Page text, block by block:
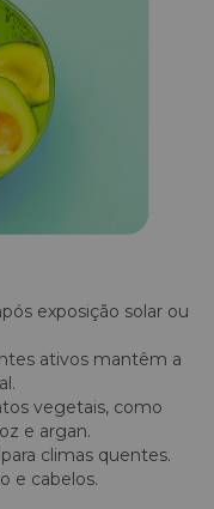
exposição solar ou
ativos mantêm a
vegetais, como
e argan.
climas quentes.
e cabelos.